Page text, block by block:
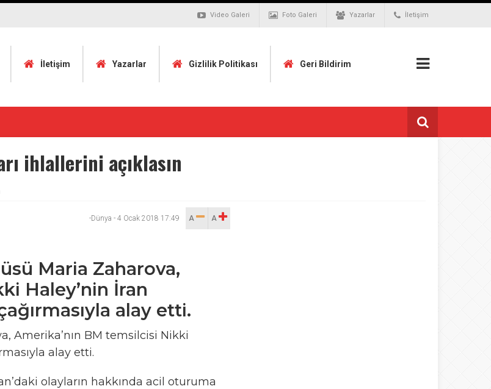
Video Galeri Foto Galeri Yazarlar İletişim
İletişim Yazarlar Gizlilik Politikası Geri Bildirim
ihlallerini açıklasın
-Dünya - 4 Ocak 2018 17:49 A
A
Maria Zaharova,
Haley’nin İran
alay etti.
Amerika’nın BM temsilcisi Nikki
alay etti.
olayların hakkında acil oturuma